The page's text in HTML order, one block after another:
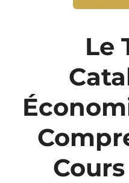
SUIVI KIT POSTAL
BLOG
Le
Cours